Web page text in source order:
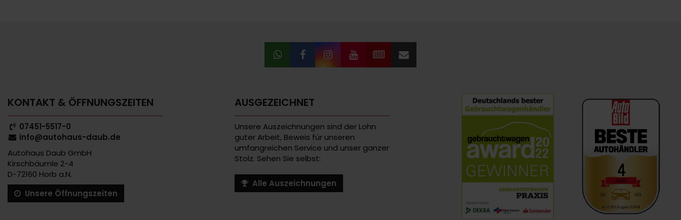
KONTAKT & ÖFFNUNGSZEITEN
07451-5517-0
info@autohaus-daub.de
Autohaus Daub GmbH
Kirschbäumle 2-4
D-72160 Horb a.N.
Unsere Öffnungszeiten
AUSGEZEICHNET
Unsere Auszeichnungen sind der Lohn
guter Arbeit, Beweis für unseren
umfangreichen Service und unser ganzer
Stolz. Sehen Sie selbst:
Alle Auszeichnungen